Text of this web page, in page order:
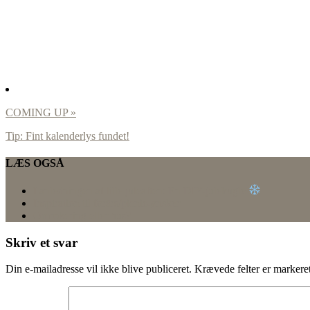
COMING UP »
Tip: Fint kalenderlys fundet!
LÆS OGSÅ
Skriv et svar
Din e-mailadresse vil ikke blive publiceret. Krævede felter er